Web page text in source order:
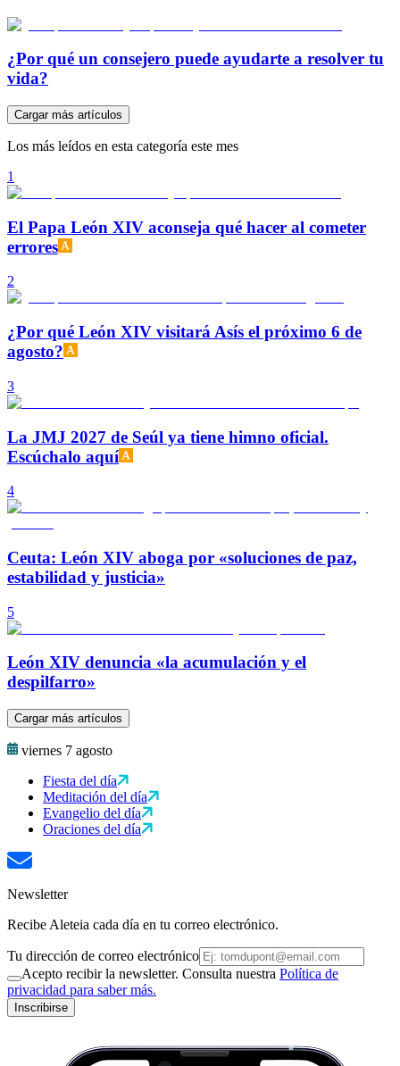
¿Por qué un consejero puede ayudarte a resolver tu
vida?
Cargar más artículos
Los más leídos en esta categoría este mes
1
El Papa León XIV aconseja qué hacer al cometer
errores
2
¿Por qué León XIV visitará Asís el próximo 6 de
agosto?
3
La JMJ 2027 de Seúl ya tiene himno oficial.
Escúchalo aquí
4
Ceuta: León XIV aboga por «soluciones de paz,
estabilidad y justicia»
5
León XIV denuncia «la acumulación y el
despilfarro»
Cargar más artículos
viernes 7 agosto
Fiesta del día
Meditación del día
Evangelio del día
Oraciones del día
Newsletter
Recibe Aleteia cada día en tu correo electrónico.
Tu dirección de correo electrónico
Acepto recibir la newsletter. Consulta nuestra Política de
privacidad para saber más.
Inscribirse